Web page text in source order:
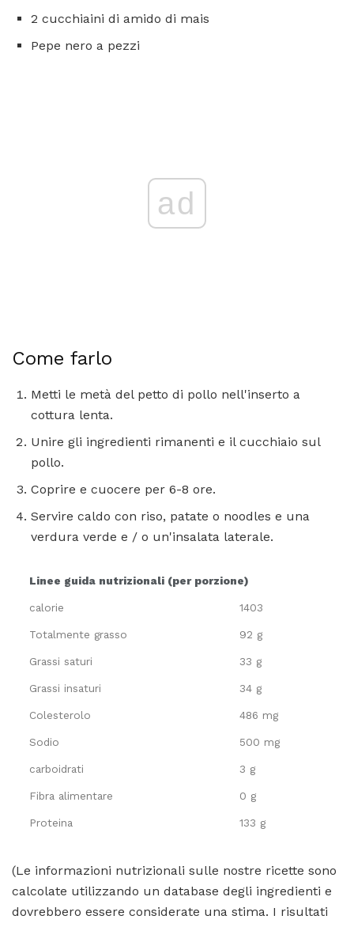
2 cucchiaini di amido di mais
Pepe nero a pezzi
ad
Come farlo
Metti le metà del petto di pollo nell'inserto a
cottura lenta.
Unire gli ingredienti rimanenti e il cucchiaio sul
pollo.
Coprire e cuocere per 6-8 ore.
Servire caldo con riso, patate o noodles e una
verdura verde e / o un'insalata laterale.
Linee guida nutrizionali (per porzione)
calorie 1403
Totalmente grasso 92 g
Grassi saturi 33 g
Grassi insaturi 34 g
Colesterolo 486 mg
Sodio 500 mg
carboidrati 3 g
Fibra alimentare 0 g
Proteina 133 g
(Le informazioni nutrizionali sulle nostre ricette sono
calcolate utilizzando un database degli ingredienti e
dovrebbero essere considerate una stima. I risultati